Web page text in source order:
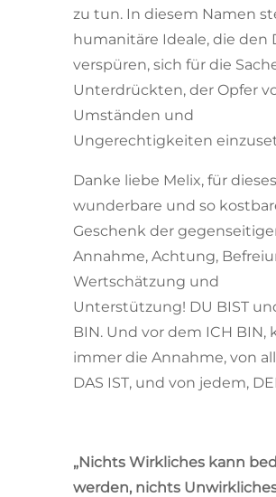
zu tun. In diesem Namen
humanitäre Ideale, die den
verspüren, sich für die
Unterdrückten, der Opfer
Umständen und
Ungerechtigkeiten
Danke liebe Melix, für dieses
wunderbare und so
Geschenk der
Annahme, Achtung,
Wertschätzung und
Unterstützung! DU BIST
BIN. Und vor dem ICH BIN,
immer die Annahme, von
DAS IST, und von jedem,
„Nichts Wirkliches kann
werden, nichts